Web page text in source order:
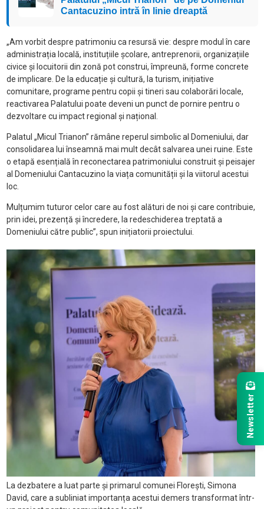
Cantacuzino intră în linie dreaptă
„Am vorbit despre patrimoniu ca resursă vie: despre modul în care
administrația locală, instituțiile școlare, antreprenorii, organizațiile
civice și locuitorii din zonă pot construi, împreună, forme concrete
de implicare. De la educație și cultură, la turism, inițiative
comunitare, programe pentru copii și tineri sau colaborări locale,
reactivarea Palatului poate deveni un punct de pornire pentru o
dezvoltare cu impact regional și național.
Palatul „Micul Trianon” rămâne reperul simbolic al Domeniului, dar
consolidarea lui înseamnă mai mult decât salvarea unei ruine. Este
o etapă esențială în reconectarea patrimoniului construit și peisajer
al Domeniului Cantacuzino la viața comunității și la viitorul acestui
loc.
Mulțumim tuturor celor care au fost alături de noi și care contribuie,
prin idei, prezență și încredere, la redeschiderea treptată a
Domeniului către public”, spun inițiatorii proiectului.
La dezbatere a luat parte și primarul comunei Florești, Simona
David, care a subliniat importanța acestui demers transformat într-
Newsletter